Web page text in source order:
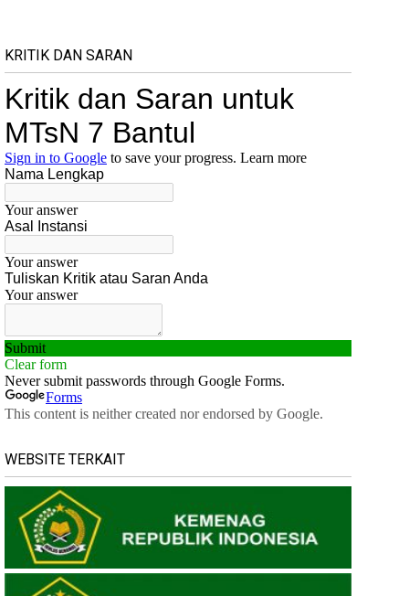
KRITIK DAN SARAN
WEBSITE TERKAIT